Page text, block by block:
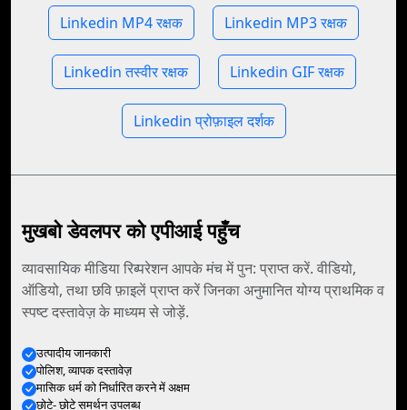
Linkedin MP4 रक्षक Linkedin MP3 रक्षक
Linkedin तस्वीर रक्षक Linkedin GIF रक्षक
Linkedin प्रोफ़ाइल दर्शक
मुखबो डेवलपर को एपीआई पहुँच
व्यावसायिक मीडिया रिब्परेशन आपके मंच में पुन: प्राप्त करें. वीडियो,
ऑडियो, तथा छवि फ़ाइलें प्राप्त करें जिनका अनुमानित योग्य प्राथमिक व
स्पष्ट दस्तावेज़ के माध्यम से जोड़ें.
उत्पादीय जानकारी
पोलिश, व्यापक दस्तावेज़
मासिक धर्म को निर्धारित करने में अक्षम
छोटे- छोटे समर्थन उपलब्ध